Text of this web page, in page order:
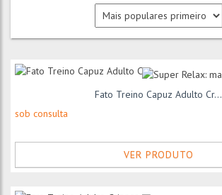
Fato Treino Capuz Adulto Cr...
sob consulta
VER PRODUTO